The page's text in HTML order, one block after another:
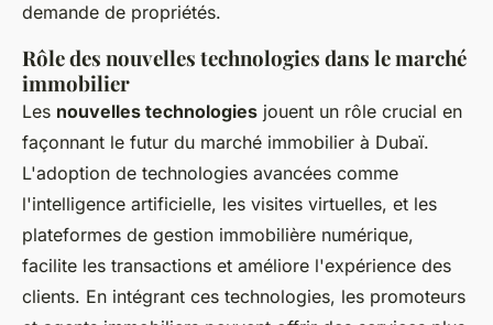
demande de propriétés.
Rôle des nouvelles technologies dans le marché
immobilier
Les nouvelles technologies jouent un rôle crucial en
façonnant le futur du marché immobilier à Dubaï.
L'adoption de technologies avancées comme
l'intelligence artificielle, les visites virtuelles, et les
plateformes de gestion immobilière numérique,
facilite les transactions et améliore l'expérience des
clients. En intégrant ces technologies, les promoteurs